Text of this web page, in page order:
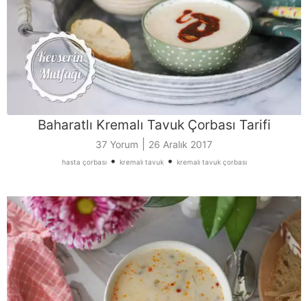
Baharatlı Kremalı Tavuk Çorbası Tarifi
37 Yorum 26 Aralık 2017
hasta çorbası• kremalı tavuk• kremalı tavuk çorbası